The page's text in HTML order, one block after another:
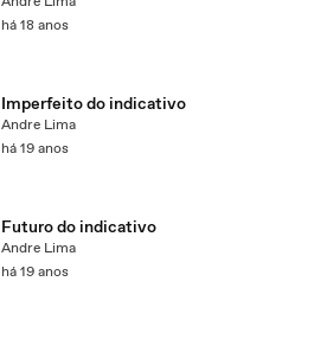
há 18 anos
Imperfeito do indicativo
Andre Lima
há 19 anos
Futuro do indicativo
Andre Lima
há 19 anos